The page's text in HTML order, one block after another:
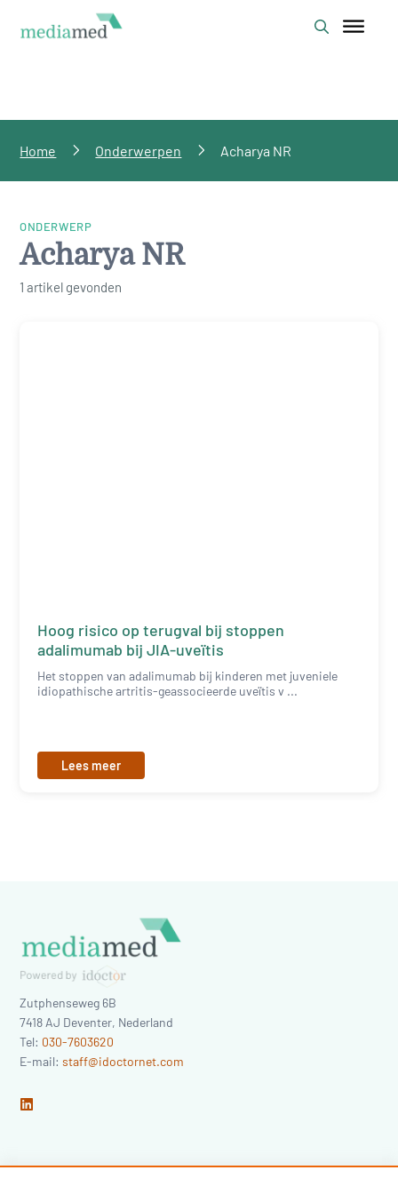
Home Onderwerpen Acharya NR
ONDERWERP
Acharya NR
1 artikel gevonden
Hoog risico op terugval bij stoppen
adalimumab bij JIA-uveïtis
Het stoppen van adalimumab bij kinderen met juveniele
idiopathische artritis-geassocieerde uveïtis v ...
Lees meer
Zutphenseweg 6B
7418 AJ Deventer, Nederland
Tel: 030-7603620
E-mail:staff@idoctornet.com